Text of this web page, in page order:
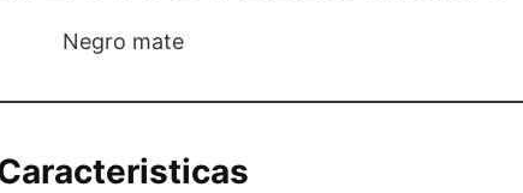
Negro mate